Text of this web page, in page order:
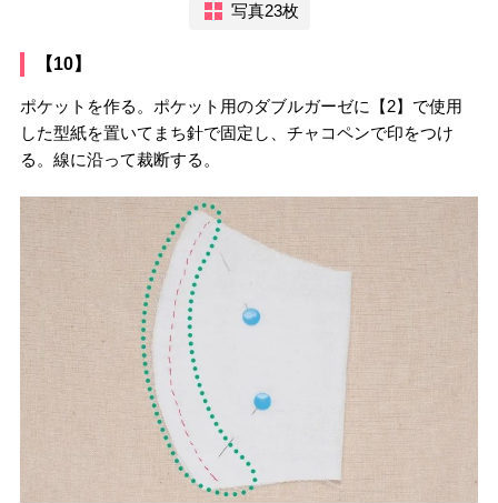
写真23枚
【10】
ポケットを作る。ポケット用のダブルガーゼに【2】で使用
した型紙を置いてまち針で固定し、チャコペンで印をつけ
る。線に沿って裁断する。